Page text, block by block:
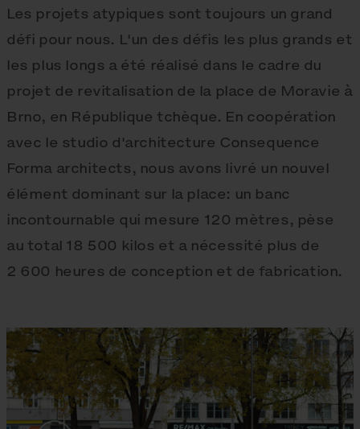
Les projets atypiques sont toujours un grand
défi pour nous. L'un des défis les plus grands et
les plus longs a été réalisé dans le cadre du
projet de revitalisation de la place de Moravie à
Brno, en République tchèque. En coopération
avec le studio d'architecture Consequence
Forma architects, nous avons livré un nouvel
élément dominant sur la place: un banc
incontournable qui mesure 120 mètres, pèse
au total 18 500 kilos et a nécessité plus de
2 600 heures de conception et de fabrication.